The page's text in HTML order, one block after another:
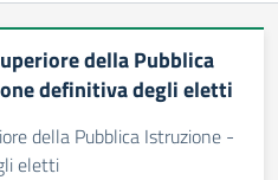
della Pubblica
definitiva degli eletti
della Pubblica Istruzione -
eletti